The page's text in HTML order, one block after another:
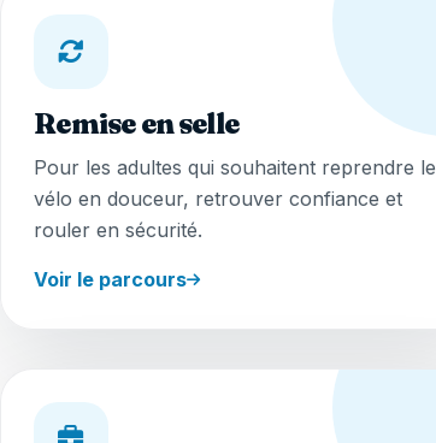
Remise en selle
Pour les adultes qui souhaitent reprendre le
vélo en douceur, retrouver confiance et
rouler en sécurité.
Voir le parcours